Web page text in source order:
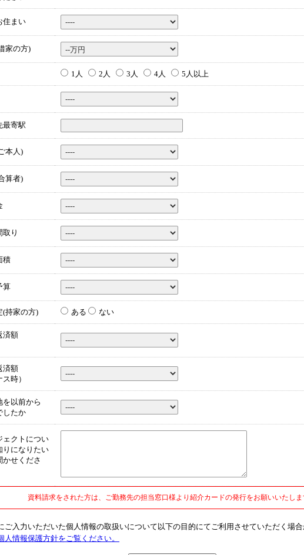
住まい
家の方)
1人 2人 3人 4人 5人以上
最寄駅
本人)
算者)
取り
積
算
(持家の方) ある ない
済額
済額
ス時）
を以前から
したか
ェクトについ
りになりたい
かせくださ
資料請求をされた方は、ご勤務先の担当窓口様より紹介カードの発行をお願いいたしま
ご入力いただいた個人情報の取扱いについて以下の目的にてご利用させていただく場合
人情報保護方針をご覧ください。